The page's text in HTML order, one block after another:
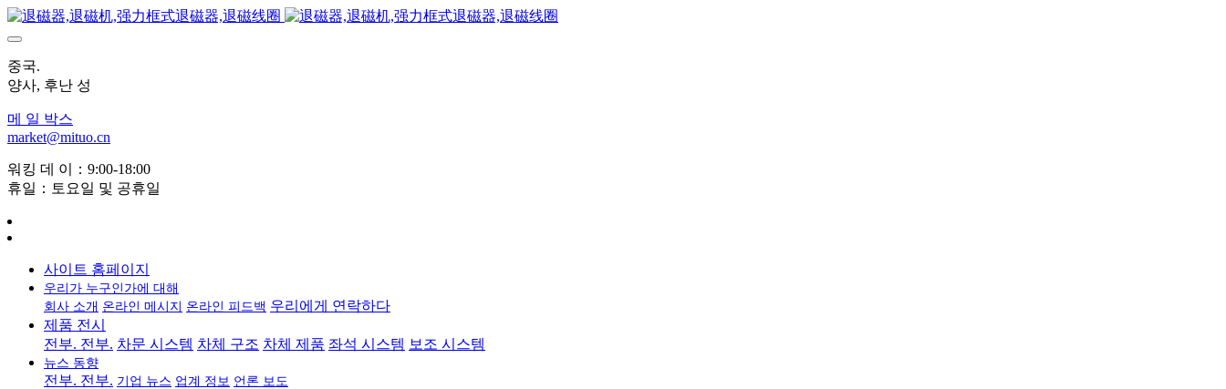
중국.
양사, 후난 성
메 일 박스
market@mituo.cn
워킹 데 이：9:00-18:00
휴일：토요일 및 공휴일
사이트 홈페이지
우리가 누구인가에 대해
회사 소개 온라인 메시지 온라인 피드백 우리에게 연락하다
제품 전시
전부. 전부. 차문 시스템 차체 구조 차체 제품 좌석 시스템 보조 시스템
뉴스 동향
전부. 전부. 기업 뉴스 업계 정보 언론 보도